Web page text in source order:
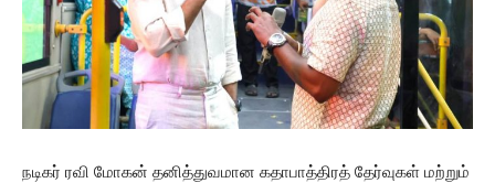
நடிகர் ரவி மோகன் தனித்துவமான கதாபாத்திரத் தேர்வுகள் மற்றும்